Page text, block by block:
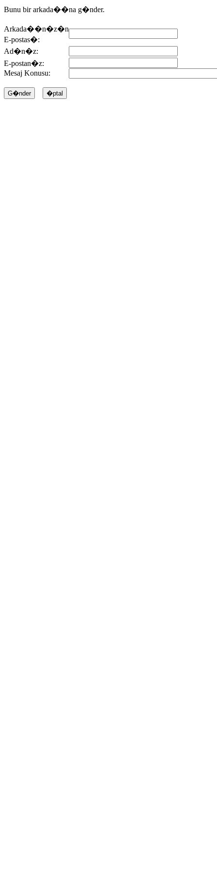
Bunu bir arkada��na g�nder.
Arkada��n�z�n
E-postas�:
Ad�n�z:
E-postan�z:
Mesaj Konusu: